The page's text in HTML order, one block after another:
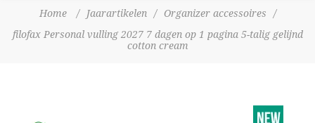
Home / Jaarartikelen / Organizer accessoires
/
filofax Personal vulling 2027 7 dagen op 1 pagina 5-talig gelijnd
cotton cream